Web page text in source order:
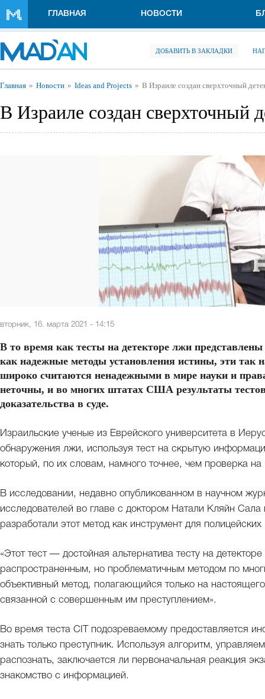
ГЛАВНАЯ НОВОСТИ
ДОБАВИТЬ В ЗАКЛАДКИ
Вы здесь
Главная Новости Ideas and Projects В Израиле создан сверхточный
В Израиле создан сверхточный
вторник, 16. марта 2021 - 14:15
В то время как тесты на детекторе лжи
как надежные методы установления истины, эти так
широко считаются ненадежными в мире науки и
неточны, и во многих штатах США результаты
доказательства в суде.
Израильские ученые из Еврейского университета в
обнаружения лжи, используя тест на скрытую
который, по их словам, намного точнее, чем проверка
В исследовании, недавно опубликованном в научном
исследователей во главе с доктором Натали Кляйн
разработали этот метод как инструмент для
«Этот тест — достойная альтернатива тесту на
распространенным, но проблематичным методом по
объективный метод, полагающийся только на
связанной с совершенным им преступлением».
Во время теста CIT подозреваемому предоставляется
знать только преступник. Используя алгоритм,
распознать, заключается ли первоначальная реакция
знакомство с информацией.